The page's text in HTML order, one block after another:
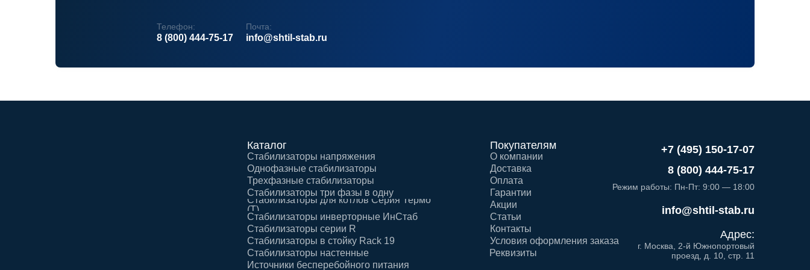
Телефон:
8 (800) 444-75-17
Почта:
info@shtil-stab.ru
Каталог
Стабилизаторы напряжения
Однофазные стабилизаторы
Трехфазные стабилизаторы
Стабилизаторы три фазы в одну
Стабилизаторы для котлов Серия Термо
(Т)
Стабилизаторы инверторные ИнСтаб
Стабилизаторы серии R
Стабилизаторы в стойку Rack 19
Стабилизаторы настенные
Источники бесперебойного питания
Покупателям
О компании
Доставка
Оплата
Гарантии
Акции
Статьи
Контакты
Условия оформления заказа
Реквизиты
Режим работы: Пн-Пт: 9:00 — 18:00
info@shtil-stab.ru
+7 (495) 150-17-07
Адрес:
г. Москва, 2-й Южнопортовый
проезд, д. 10, стр. 11
8 (800) 444-75-17